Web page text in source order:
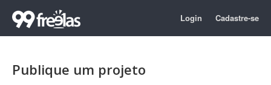
Login Cadastre-se
Publique um projeto